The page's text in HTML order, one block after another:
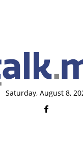
Saturday, August 8,